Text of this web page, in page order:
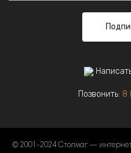
Позвонить: 8
© 2001-2024 Столмаг —